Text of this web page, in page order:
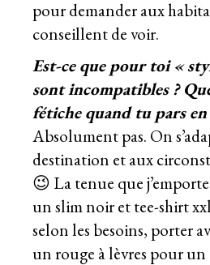
pour demander aux
conseillent de voir.
Est-ce que pour toi «
sont incompatibles ?
fétiche quand tu pars en
Absolument pas. On
destination et aux
😉 La tenue que
un slim noir et tee-shirt
selon les besoins, porter
un rouge à lèvres pour un